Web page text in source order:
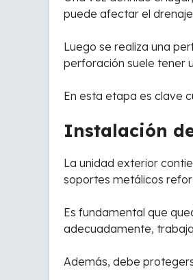
puede afectar el
Luego se realiza una
perforación suele tener
En esta etapa es clave
Instalación
La unidad exterior
soportes metálicos
Es fundamental que
adecuadamente,
Además, debe